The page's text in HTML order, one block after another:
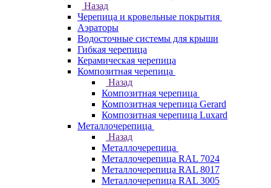
Назад
Черепица и кровельные покрытия
Аэраторы
Водосточные системы для крыши
Гибкая черепица
Керамическая черепица
Композитная черепица
Назад
Композитная черепица
Композитная черепица Gerard
Композитная черепица Luxard
Металлочерепица
Назад
Металлочерепица
Металлочерепица RAL 7024
Металлочерепица RAL 8017
Металлочерепица RAL 3005